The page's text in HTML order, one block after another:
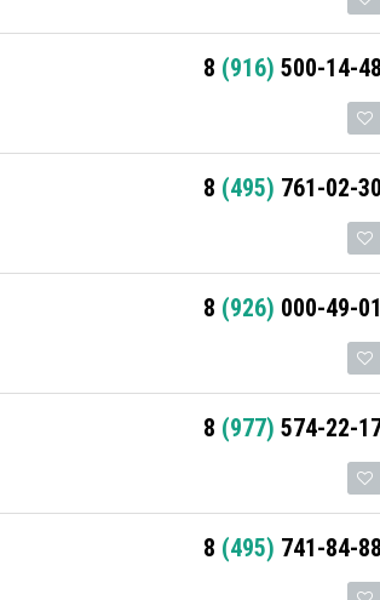
8 (916) 500-14-48
8 (495) 761-02-30
8 (926) 000-49-01
8 (977) 574-22-
8 (495) 741-84-88